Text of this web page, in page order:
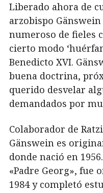
Liberado ahora de
arzobispo
numeroso de fieles
cierto modo
Benedicto XVI.
buena doctrina,
querido desvelar
demandados por
Colaborador de
Gänswein es
donde nació en
«Padre Georg», fue
1984 y completó